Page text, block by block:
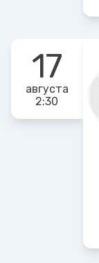
17
августа
2:30